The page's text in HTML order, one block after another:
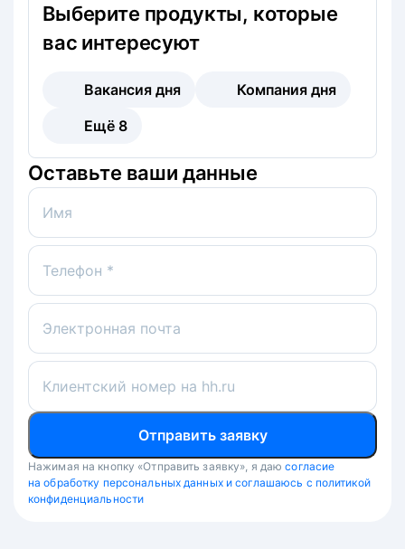
Выберите продукты, которые
вас интересуют
Вакансия дня
Компания дня
Ещё 8
Оставьте ваши данные
Имя
Телефон *
Электронная почта
Клиентский номер на hh.ru
Отправить заявку
Нажимая на кнопку «Отправить заявку», я даю согласие
на обработку персональных данных и соглашаюсь с политикой
конфиденциальности